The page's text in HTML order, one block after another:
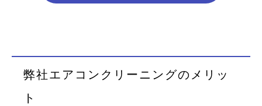
弊社エアコンクリーニングのメリッ
ト